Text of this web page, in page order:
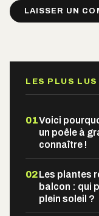
LES PLUS LUS
01Voici
un poêle à
connaître !
02Les plantes
balcon : qui
plein soleil ?